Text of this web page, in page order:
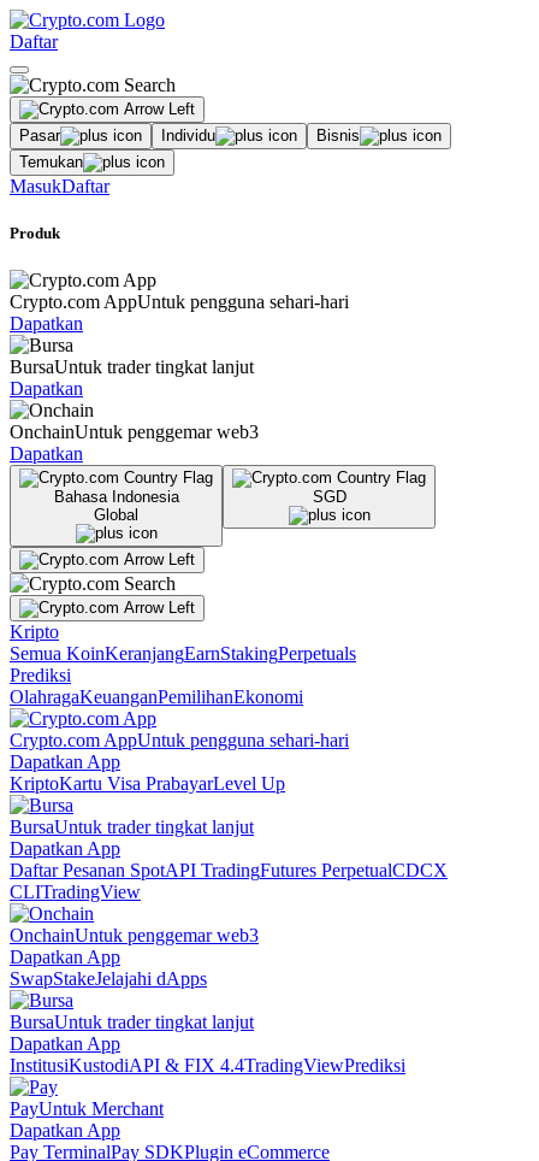
Daftar
Pasar Individu
Bisnis
Temukan
MasukDaftar
Produk
Crypto.com AppUntuk pengguna sehari-hari
Dapatkan
BursaUntuk trader tingkat lanjut
Dapatkan
OnchainUntuk penggemar web3
Dapatkan
Bahasa Indonesia
Global
SGD
Kripto
Semua KoinKeranjangEarnStakingPerpetuals
Prediksi
OlahragaKeuanganPemilihanEkonomi
Crypto.com AppUntuk pengguna sehari-hari
Dapatkan App
KriptoKartu Visa PrabayarLevel Up
BursaUntuk trader tingkat lanjut
Dapatkan App
Daftar Pesanan SpotAPI TradingFutures PerpetualCDCX
CLITradingView
OnchainUntuk penggemar web3
Dapatkan App
SwapStakeJelajahi dApps
BursaUntuk trader tingkat lanjut
Dapatkan App
InstitusiKustodiAPI & FIX 4.4TradingViewPrediksi
PayUntuk Merchant
Dapatkan App
Pay TerminalPay SDKPlugin eCommerce